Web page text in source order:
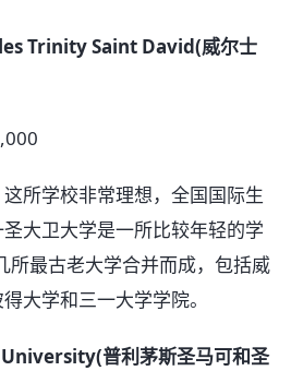
Trinity Saint David(威尔士
所学校非常理想，全国国际生
大卫大学是一所比较年轻的学
所最古老大学合并而成，包括威
大学和三一大学学院。
普利茅斯圣马可和圣